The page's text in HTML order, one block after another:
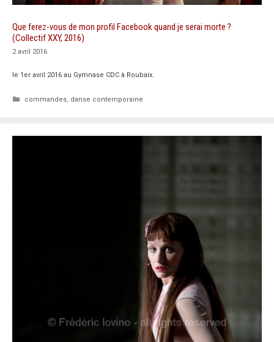
Que ferez-vous de mon profil Facebook quand je serai morte ?
(Collectif XXY, 2016)
2 avril 2016
le 1er avril 2016 au Gymnase CDC à Roubaix.
Catégories
commandes, danse contemporaine